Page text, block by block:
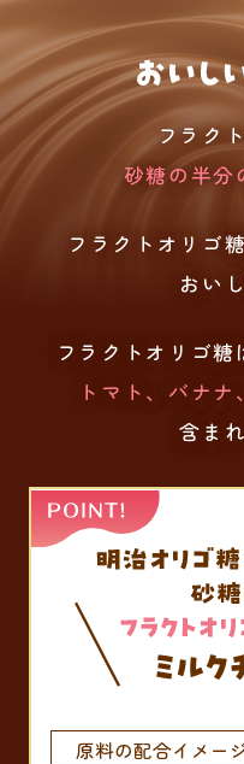
フラク
砂糖の半分
フラクトオリゴ
おい
フラクトオリゴ糖
トマト、バナ
含ま
原料の配合イメー